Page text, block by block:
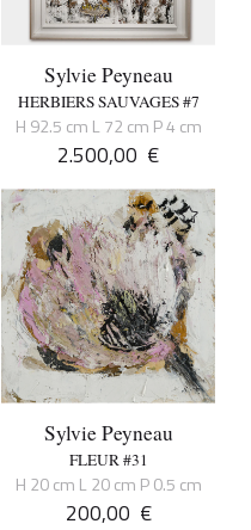
Sylvie Peyneau
HERBIERS SAUVAGES #7
H 92.5 cm L 72 cm P 4 cm
2.500,00 €
Sylvie Peyneau
FLEUR #31
H 20 cm L 20 cm P 0.5 cm
200,00 €